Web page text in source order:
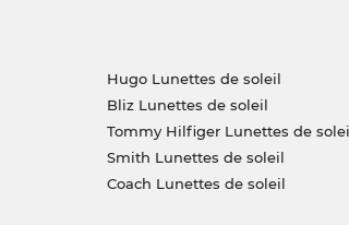
Hugo Lunettes de soleil
Bliz Lunettes de soleil
Tommy Hilfiger Lunettes de
Smith Lunettes de soleil
Coach Lunettes de soleil